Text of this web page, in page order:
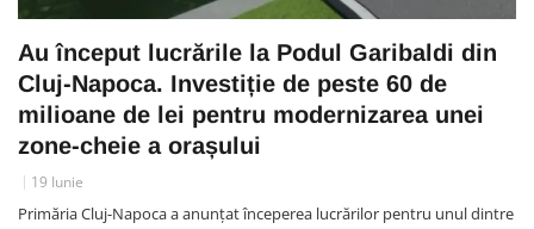
Au început lucrările la Podul Garibaldi din
Cluj-Napoca. Investiție de peste 60 de
milioane de lei pentru modernizarea unei
zone-cheie a orașului
19 Iunie
Primăria Cluj-Napoca a anunțat începerea lucrărilor pentru unul dintre